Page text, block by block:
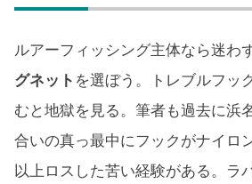
ルアーフィッシング主体なら迷わ
グネット を選ぼう。トレブルフッ
むと地獄を見る。筆者も過去に浜
合いの真っ最中にフックがナイロ
以上ロスした苦い経験がある。ラ